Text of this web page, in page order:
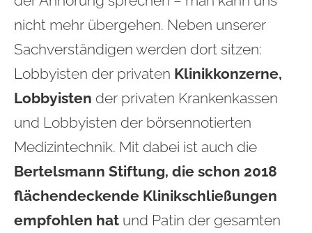
nicht mehr übergehen. Neben unserer
Sachverständigen werden dort sitzen:
Lobbyisten der privaten Klinikkonzerne,
Lobbyisten der privaten Krankenkassen
und Lobbyisten der börsennotierten
Medizintechnik. Mit dabei ist auch die
Bertelsmann Stiftung, die schon 2018
flächendeckende Klinikschließungen
empfohlen hat und Patin der gesamten